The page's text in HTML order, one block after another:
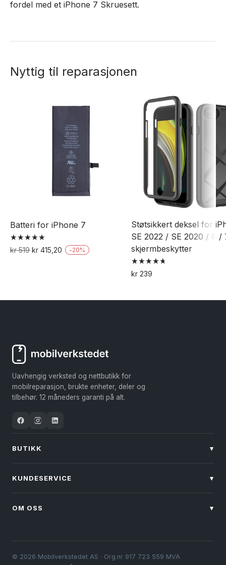
fordel med et iPhone 7 Skruesett.
Nyttig til reparasjonen
Batteri for iPhone 7
Vurdert
5.00
kr519 Opprinnelig
kr 415,20 Nåværende
-20%
Støtsikkert deksel for
SE 2022 / SE 2020 / 8 /
skjermbeskytter
Vurdert
4.75
kr239
Uavhengig verksted og nettbutikk for
mobilreparasjon, brukte enheter, deler og
tilbehør. 12 måneders garanti på alt.
BUTIKK ▾
KUNDESERVICE ▾
OM OSS ▾
© 2026 Mobilverkstedet AS · Org.nr 917 723 559 MVA